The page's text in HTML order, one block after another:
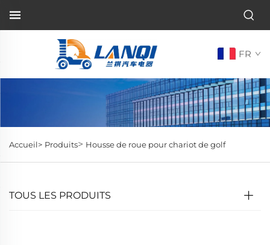
FR
Accueil> Produits> Housse de roue pour chariot de golf
TOUS LES PRODUITS